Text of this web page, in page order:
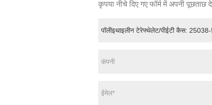
कृपया नीचे दिए गए फॉर्म में अपनी